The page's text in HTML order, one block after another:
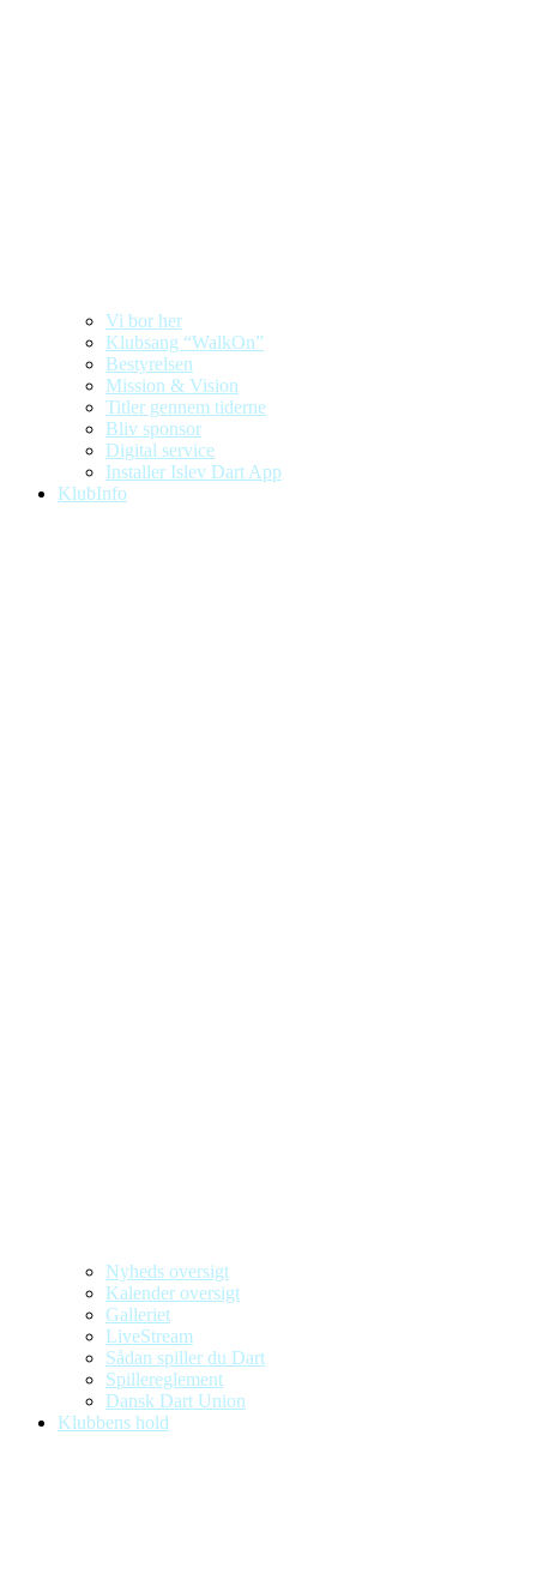
Vi bor her
Klubsang “WalkOn”
Bestyrelsen
Mission & Vision
Titler gennem tiderne
Bliv sponsor
Digital service
Installer Islev Dart App
KlubInfo
Nyheds oversigt
Kalender oversigt
Galleriet
LiveStream
Sådan spiller du Dart
Spillereglement
Dansk Dart Union
Klubbens hold